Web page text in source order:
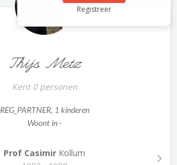
Registreer
Thijs Metz
Kent 0 personen
REG_PARTNER, 1 kinderen
Woont in -
Prof Casimir Kollum